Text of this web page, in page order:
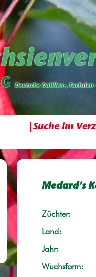
Suche im
Medard's
Züchter:
Land:
Jahr:
Wuchsform: